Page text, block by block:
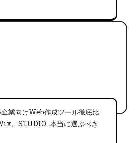
企業向けWeb作成ツール徹底比
、STUDIO…本当に選ぶべき